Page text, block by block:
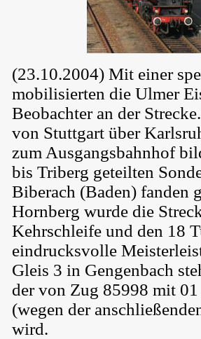
(23.10.2004) Mit einer
mobilisierten die Ulmer
Beobachter an der
von Stuttgart über
zum Ausgangsbahnhof
bis Triberg geteilten
Biberach (Baden) fanden
Hornberg wurde die
Kehrschleife und den 18
eindrucksvolle
Gleis 3 in Gengenbach
der von Zug 85998 mit
(wegen der
wird.